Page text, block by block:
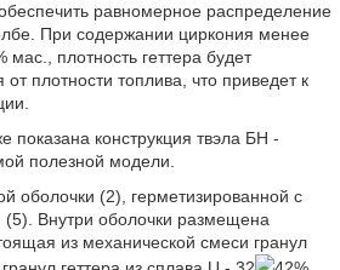
равномерное распределение
При содержании циркония менее
плотность геттера будет
плотности топлива, что приведет к
показана конструкция твэла БН -
полезной модели.
оболочки (2), герметизированной с
(5). Внутри оболочки размещена
из механической смеси гранул